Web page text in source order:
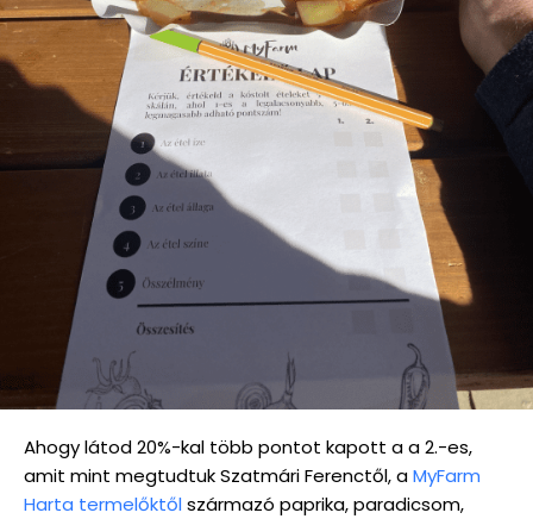
Ahogy látod 20%-kal több pontot kapott a a 2.-es,
amit mint megtudtuk Szatmári Ferenctől, aMyFarm
Harta termelőktőlszármazó paprika, paradicsom,